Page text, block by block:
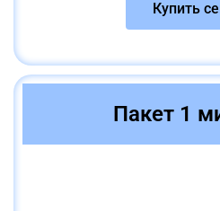
Купить
Пакет 1